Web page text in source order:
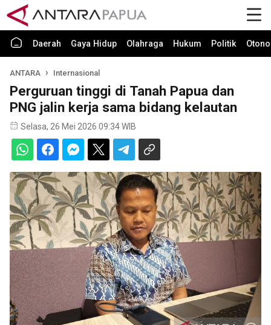
Daerah Gaya Hidup Olahraga Hukum Politik
ANTARA Internasional
Perguruan tinggi di Tanah Papua dan
PNG jalin kerja sama bidang kelautan
Selasa, 26 Mei 2026 09:34 WIB